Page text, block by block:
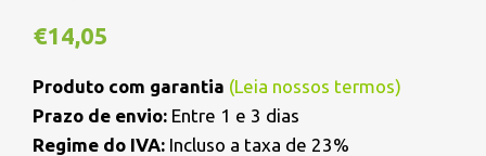
€14,05
Produto com garantia (Leia nossos termos)
Prazo de envio: Entre 1 e 3 dias
Regime do IVA: Incluso a taxa de 23%